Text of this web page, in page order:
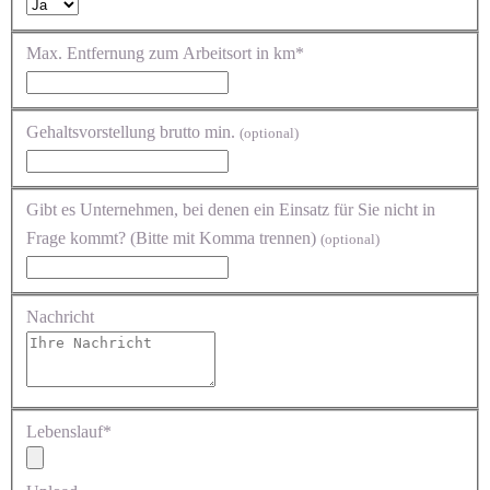
Max. Entfernung zum Arbeitsort in km*
Gehaltsvorstellung brutto min. (optional)
Gibt es Unternehmen, bei denen ein Einsatz für Sie nicht in
Frage kommt? (Bitte mit Komma trennen) (optional)
Nachricht
Lebenslauf*